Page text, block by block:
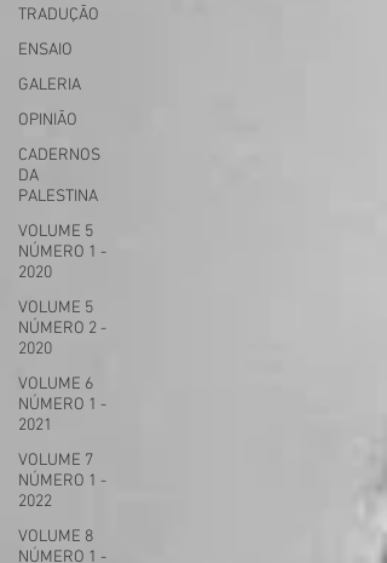
TRADUÇÃO
ENSAIO
GALERIA
OPINIÃO
CADERNOS
DA
PALESTINA
VOLUME 5
NÚMERO 1 -
2020
VOLUME 5
NÚMERO 2 -
2020
VOLUME 6
NÚMERO 1 -
2021
VOLUME 7
NÚMERO 1 -
2022
VOLUME 8
NÚMERO 1 -